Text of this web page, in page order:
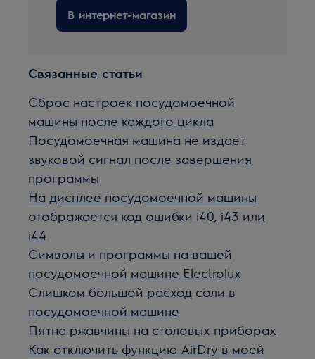
В интернет-магазин
Связанные статьи
Сброс настроек посудомоечной
машины после каждого цикла
Посудомоечная машина не издает
звуковой сигнал после завершения
программы
На дисплее посудомоечной машины
отображается код ошибки i40, i43 или
i44
Символы и программы на вашей
посудомоечной машине Electrolux
Слишком большой расход соли в
посудомоечной машине
Пятна ржавчины на столовых приборах
Как отключить функцию AirDry в моей